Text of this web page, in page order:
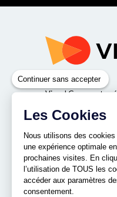
Vignal Group est
de la sécurité pour
NOS
Continuer sans accepter
Les Cookies
Nous utilisons des
une expérience optimale
prochaines visites. En
l’utilisation de TOUS les
accéder aux paramètres
consentement.